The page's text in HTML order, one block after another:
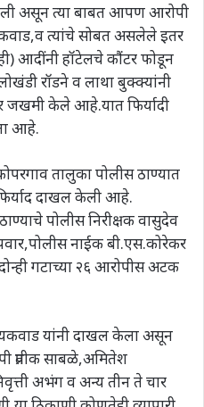
असून त्या बाबत आपण आरोपी
त्यांचे सोबत असलेले इतर
आदींनी हॉटेलचे कौंटर फोडून
रॉडने व लाथा बुक्क्यांनी
जखमी केले आहे.यात फिर्यादी
आहे.
कोपरगाव तालुका पोलीस ठाण्यात
दाखल केली आहे.
पोलीस निरीक्षक वासुदेव
नाईक बी.एस.कोरेकर
गटाच्या २६ आरोपीस अटक
यांनी दाखल केला असून
प्रतीक साबळे,अमितेश
अभंग व अन्य तीन ते चार